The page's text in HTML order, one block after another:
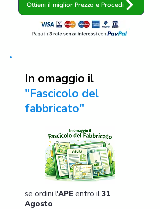
Ottieni il miglior Prezzo e Procedi
In omaggio il
"Fascicolo del
fabbricato"
se ordini l'APE entro il 31
Agosto